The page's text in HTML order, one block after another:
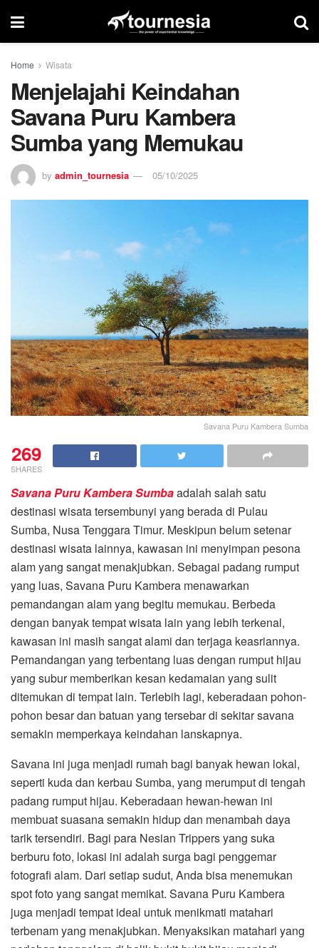
Home Wisata
Menjelajahi Keindahan
Savana Puru Kambera
Sumba yang Memukau
by admin_tournesia 05/10/2025
Savana Puru Kambera Sumba
269
SHARES
Savana Puru Kambera Sumbaadalah salah satu
destinasi wisata tersembunyi yang berada di Pulau
Sumba, Nusa Tenggara Timur. Meskipun belum setenar
destinasi wisata lainnya, kawasan ini menyimpan pesona
alam yang sangat menakjubkan. Sebagai padang rumput
yang luas, Savana Puru Kambera menawarkan
pemandangan alam yang begitu memukau. Berbeda
dengan banyak tempat wisata lain yang lebih terkenal,
kawasan ini masih sangat alami dan terjaga keasriannya.
Pemandangan yang terbentang luas dengan rumput hijau
yang subur memberikan kesan kedamaian yang sulit
ditemukan di tempat lain. Terlebih lagi, keberadaan pohon-
pohon besar dan batuan yang tersebar di sekitar savana
semakin memperkaya keindahan lanskapnya.
Savana ini juga menjadi rumah bagi banyak hewan lokal,
seperti kuda dan kerbau Sumba, yang merumput di tengah
padang rumput hijau. Keberadaan hewan-hewan ini
membuat suasana semakin hidup dan menambah daya
tarik tersendiri. Bagi para Nesian Trippers yang suka
berburu foto, lokasi ini adalah surga bagi penggemar
fotografi alam. Dari setiap sudut, Anda bisa menemukan
spot foto yang sangat memikat. Savana Puru Kambera
juga menjadi tempat ideal untuk menikmati matahari
terbenam yang menakjubkan. Menyaksikan matahari yang